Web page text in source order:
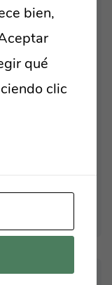
THE
VIEW
WIN-
bien,
qué
clic